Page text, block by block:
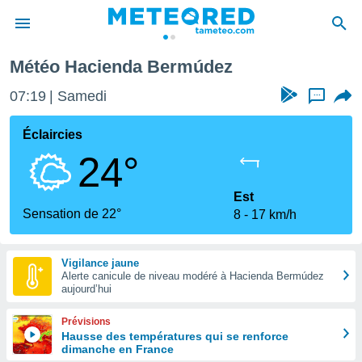
de
Météo Hacienda Bermúdez
07:19 Samedi ...
Éclaircies
24°
Sensation de 22°
Est
8
17 km/h
Vigilance jaune
Alerte canicule de niveau modéré à Hacienda Bermúdez
aujourd’hui
Prévisions
Hausse des températures qui se renforce
dimanche en France